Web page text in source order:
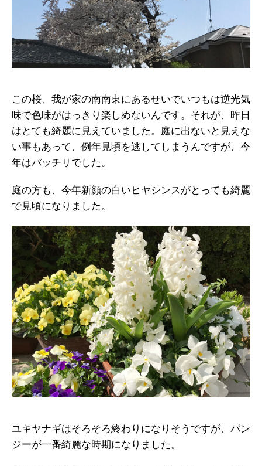
この桜、我が家の南南東にあるせいでいつもは逆光気
味で色味がはっきり楽しめないんです。それが、昨日
はとても綺麗に見えていました。庭に出ないと見えな
い事もあって、例年見頃を逃してしまうんですが、今
年はバッチリでした。
庭の方も、今年新顔の白いヒヤシンスがとっても綺麗
で見頃になりました。
ユキヤナギはそろそろ終わりになりそうですが、パン
ジーが一番綺麗な時期になりました。